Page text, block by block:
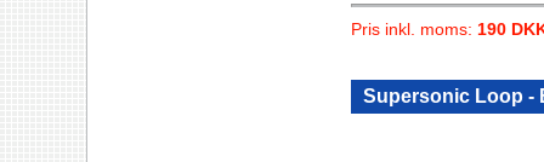
Pris inkl. moms: 190
Supersonic Loop -